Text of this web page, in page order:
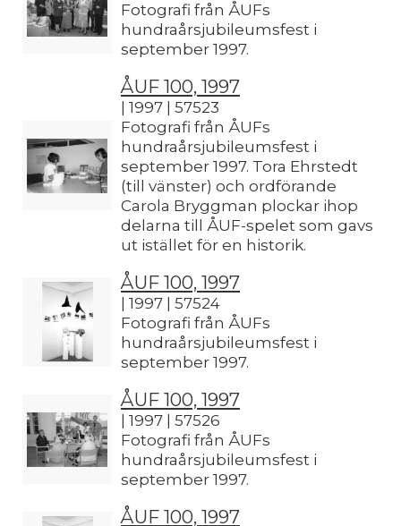
Fotografi från ÅUFs
hundraårsjubileumsfest i
september 1997.
ÅUF 100, 1997
| 1997 | 57523
Fotografi från ÅUFs
hundraårsjubileumsfest i
september 1997. Tora Ehrstedt
(till vänster) och ordförande
Carola Bryggman plockar ihop
delarna till ÅUF-spelet som gavs
ut istället för en historik.
ÅUF 100, 1997
| 1997 | 57524
Fotografi från ÅUFs
hundraårsjubileumsfest i
september 1997.
ÅUF 100, 1997
| 1997 | 57526
Fotografi från ÅUFs
hundraårsjubileumsfest i
september 1997.
ÅUF 100, 1997